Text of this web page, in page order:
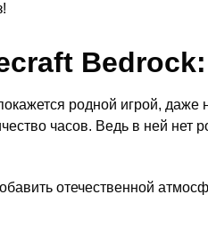
родной игрой, даже
часов. Ведь в ней нет
отечественной